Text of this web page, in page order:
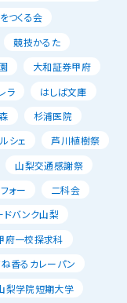
つくる会
競技かるた
大和証券甲府
ラ
はしば文庫
杉浦医院
シェ
芦川植樹祭
山梨交通感謝祭
ォー
二科会
バンク山梨
府一校探求科
ね香るカレーパン
梨学院短期大学